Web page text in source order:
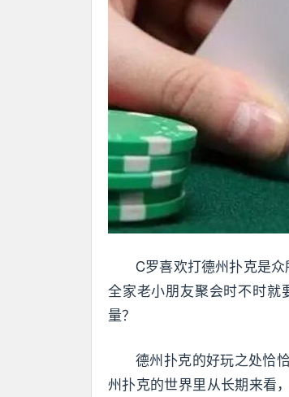
C罗喜欢打德州扑克是众
全家老小朋友聚会时不时就
量？
德州扑克的好玩之处恰
州扑克的世界里从长期来看